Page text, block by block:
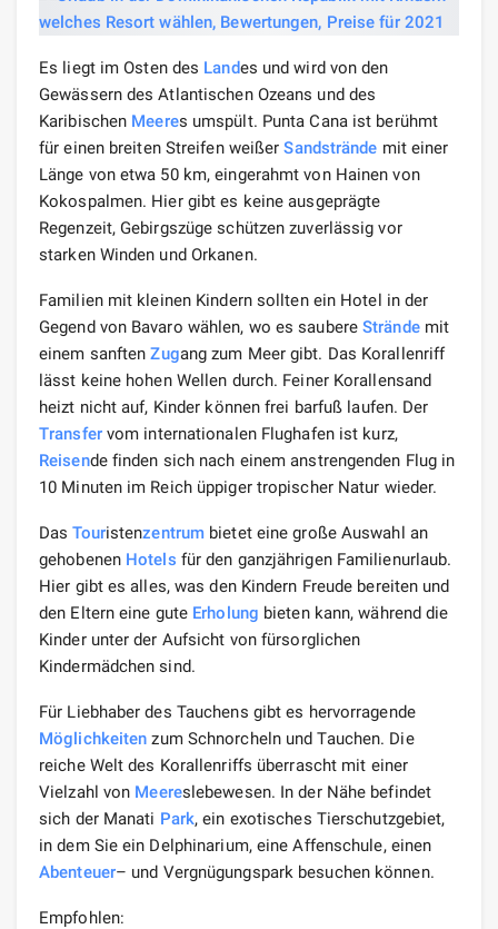
Es liegt im Osten des Landes und wird von den
Gewässern des Atlantischen Ozeans und des
Karibischen Meeres umspült. Punta Cana ist berühmt
für einen breiten Streifen weißerSandstrände mit einer
Länge von etwa 50 km, eingerahmt von Hainen von
Kokospalmen. Hier gibt es keine ausgeprägte
Regenzeit, Gebirgszüge schützen zuverlässig vor
starken Winden und Orkanen.
Familien mit kleinen Kindern sollten ein Hotel in der
Gegend von Bavaro wählen, wo es saubereSträndemit
einem sanftenZugang zum Meer gibt. Das Korallenriff
lässt keine hohen Wellen durch. Feiner Korallensand
heizt nicht auf, Kinder können frei barfuß laufen. Der
Transfervom internationalen Flughafen ist kurz,
Reisende finden sich nach einem anstrengenden Flug in
10 Minuten im Reich üppiger tropischer Natur wieder.
DasTouristenzentrum bietet eine große Auswahl an
gehobenen Hotels für den ganzjährigen Familienurlaub.
Hier gibt es alles, was den Kindern Freude bereiten und
den Eltern eine gute Erholung bieten kann, während die
Kinder unter der Aufsicht von fürsorglichen
Kindermädchen sind.
Für Liebhaber des Tauchens gibt es hervorragende
Möglichkeiten zum Schnorcheln und Tauchen. Die
reiche Welt des Korallenriffs überrascht mit einer
Vielzahl von Meereslebewesen. In der Nähe befindet
sich der Manati Park, ein exotisches Tierschutzgebiet,
in dem Sie ein Delphinarium, eine Affenschule, einen
Abenteuer– und Vergnügungspark besuchen können.
Empfohlen: